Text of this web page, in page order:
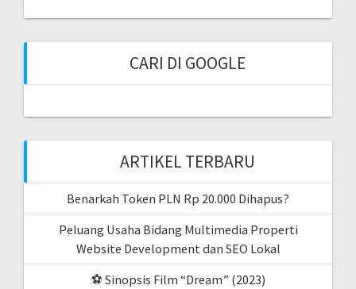
CARI DI GOOGLE
ARTIKEL TERBARU
Benarkah Token PLN Rp 20.000 Dihapus?
Peluang Usaha Bidang Multimedia Properti
Website Development dan SEO Lokal
⚽ Sinopsis Film “Dream” (2023)